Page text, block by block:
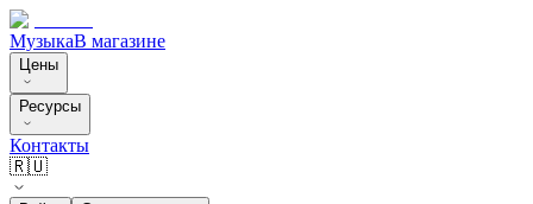
МузыкаВ магазине
Цены
Ресурсы
Контакты
🇷🇺